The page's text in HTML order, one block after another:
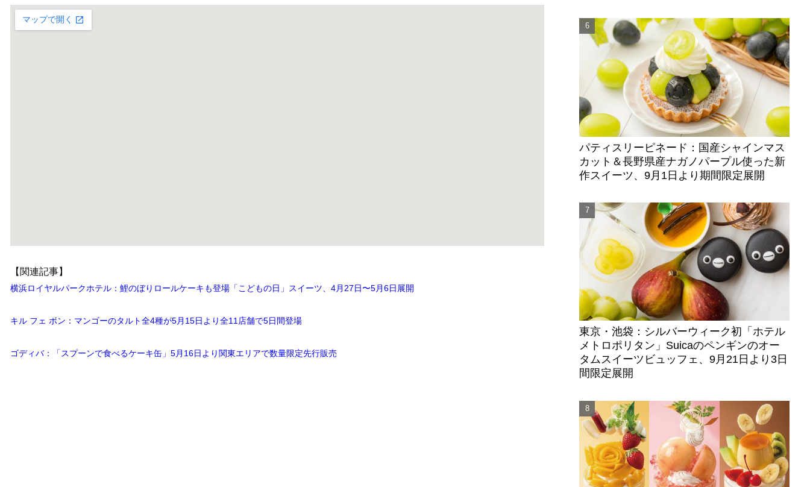
【関連記事】
横浜ロイヤルパークホテル：鯉のぼりロールケーキも登場「こどもの日」スイーツ、4月27日〜5月6日展開
キル フェ ボン：マンゴーのタルト全4種が5月15日より全11店舗で5日間登場
ゴディバ：「スプーンで食べるケーキ缶」5月16日より関東エリアで数量限定先行販売
パティスリーピネード：国産シャインマス
カット＆長野県産ナガノパープル使った新
作スイーツ、9月1日より期間限定展開
東京・池袋：シルバーウィーク初「ホテル
メトロポリタン」Suicaのペンギンのオー
タムスイーツビュッフェ、9月21日より3日
間限定展開